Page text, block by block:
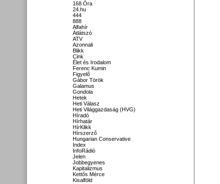
168 Óra
24.hu
444
888
Alfahír
Átlátszó
ATV
Azonnali
Blikk
Cink
Élet és Irodalom
Ferenc Kumin
Figyelő
Gábor Török
Galamus
Gondola
Hetek
Heti Válasz
Heti Világgazdaság (HVG)
Híradó
Hírhatár
HírKlikk
Hírszerző
Hungarian Conservative
Index
InfoRádió
Jelen
Jobbegyenes
Kapitalizmus
Kettős Mérce
Kisalföld